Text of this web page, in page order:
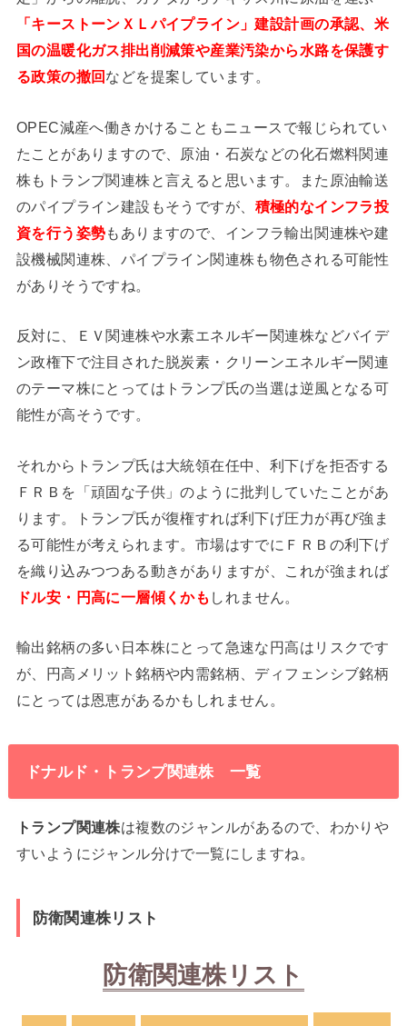
「キーストーンＸＬパイプライン」建設計画の承認、米
国の温暖化ガス排出削減策や産業汚染から水路を保護す
る政策の撤回 などを提案しています。
OPEC減産へ働きかけることもニュースで報じられてい
たことがありますので、原油・石炭などの化石燃料関連
株もトランプ関連株と言えると思います。また原油輸送
のパイプライン建設もそうですが、 積極的なインフラ投
資を行う姿勢もありますので、インフラ輸出関連株や建
設機械関連株、パイプライン関連株も物色される可能性
がありそうですね。
反対に、ＥＶ関連株や水素エネルギー関連株などバイデ
ン政権下で注目された脱炭素・クリーンエネルギー関連
のテーマ株にとってはトランプ氏の当選は逆風となる可
能性が高そうです。
それからトランプ氏は大統領在任中、利下げを拒否する
ＦＲＢを「頑固な子供」のように批判していたことがあ
ります。トランプ氏が復権すれば利下げ圧力が再び強ま
る可能性が考えられます。市場はすでにＦＲＢの利下げ
を織り込みつつある動きがありますが、これが強まれば
ドル安・円高に一層傾くかも しれません。
輸出銘柄の多い日本株にとって急速な円高はリスクです
が、円高メリット銘柄や内需銘柄、ディフェンシブ銘柄
にとっては恩恵があるかもしれません。
ドナルド・トランプ関連株 一覧
トランプ関連株は複数のジャンルがあるので、わかりや
すいようにジャンル分けで一覧にしますね。
防衛関連株リスト
防衛関連株リスト